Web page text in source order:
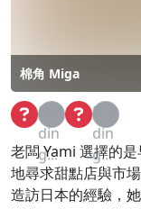
棉角 Miga
Loa
din
g...
Loa
din
g...
老闆 Yami 選擇的
地尋求甜點店與市
造訪日本的經驗，